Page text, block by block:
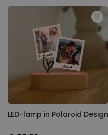
LED-lamp in Polaroid Design